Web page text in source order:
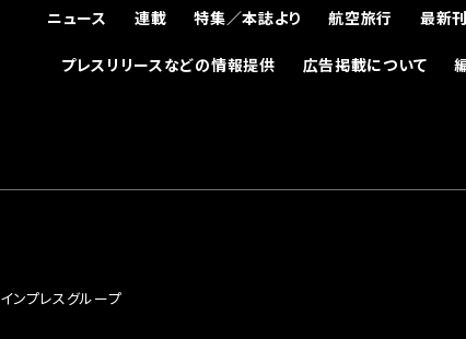
ニュース 連載 特集／本誌より 航空旅行 最新
プレスリリースなどの情報提供 広告掲載について
インプレスグループ